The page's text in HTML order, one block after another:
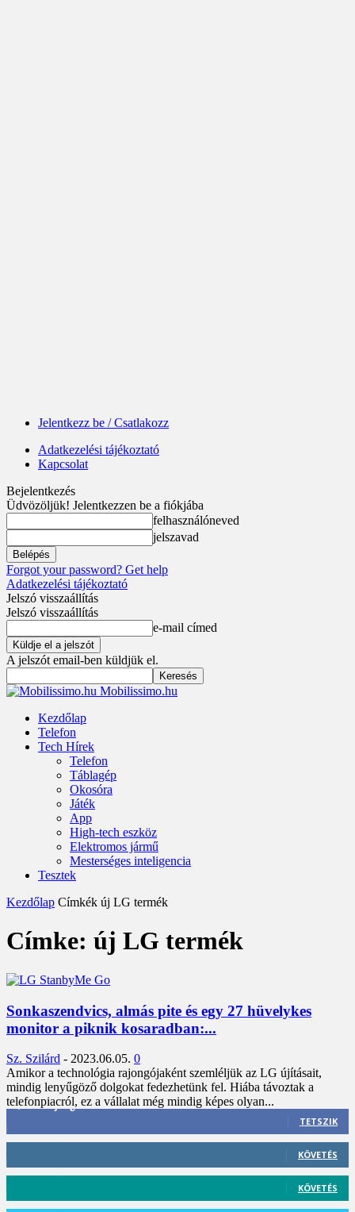
Jelentkezz be / Csatlakozz
Adatkezelési tájékoztató
Kapcsolat
Bejelentkezés
Üdvözöljük! Jelentkezzen be a fiókjába
felhasználóneved
jelszavad
Forgot your password? Get help
Adatkezelési tájékoztató
Jelszó visszaállítás
Jelszó visszaállítás
e-mail címed
A jelszót email-ben küldjük el.
Mobilissimo.hu
Kezdőlap
Telefon
Tech Hírek
Telefon
Táblagép
Okosóra
Játék
App
High-tech eszköz
Elektromos jármű
Mesterséges inteligencia
Tesztek
Kezdőlap Címkék új LG termék
Címke: új LG termék
Sonkaszendvics, almás pite és egy 27 hüvelykes
monitor a piknik kosaradban:...
Sz. Szilárd - 2023.06.05. 0
Amikor a technológia rajongójaként szemléljük az LG újításait,
mindig lenyűgöző dolgokat fedezhetünk fel. Hiába távoztak a
telefonpiacról, ez a vállalat még mindig képes olyan...
3,452 Rajongók
TETSZIK
KÖVETÉS
KÖVETÉS